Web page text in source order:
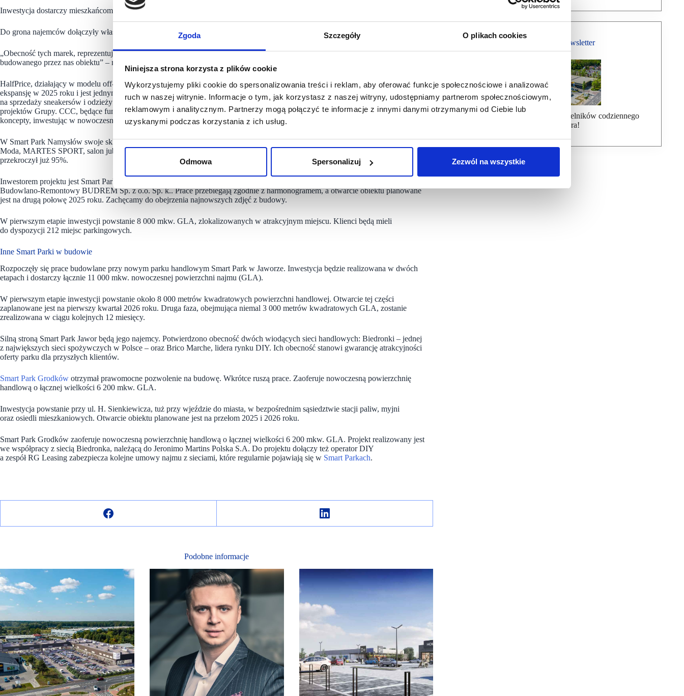
Zgoda Szczegóły O plikach cookies
Niniejsza strona korzysta z plików cookie
Wykorzystujemy pliki cookie do spersonalizowania treści i reklam, aby oferować funkcje społecznościowe i analizować
ruch w naszej witrynie. Informacje o tym, jak korzystasz z naszej witryny, udostępniamy partnerom społecznościowym,
reklamowym i analitycznym. Partnerzy mogą połączyć te informacje z innymi danymi otrzymanymi od Ciebie lub
uzyskanymi podczas korzystania z ich usług.
Odmowa Spersonalizuj Zezwól na wszystkie
Inwestycja dostarczy mieszkańcom Namysłowa i okolic nową jakość codziennych zakupów oraz szeroki wybór popularnych marek.
Do grona najemców dołączyły właśnie trzy silne brandy należące do Grupy CCC: CCC, Worldbox oraz HalfPrice.
„Obecność tych marek, reprezentujących jednego z największych detalistów modowych w Europie, znacząco podnosi atrakcyjność
budowanego przez nas obiektu” – mówi Paweł Bartosiak z RG Leasing.
HalfPrice, działający w modelu off-price, to obecnie najszybciej rozwijający się koncept Grupy CCC. Marka planuje dynamiczną
ekspansję w 2025 roku i jest jednym z najchętniej wybieranych najemców w segmencie retail parków. Worldbox, skoncentrowany
na sprzedaży sneakersów i odzieży streetwearowej, posiada już ponad 140 lokalizacji i nadal szybko rośnie. To jeden z kluczowych
projektów Grupy. CCC, będące fundamentem działalności Grupy CCC, nie tylko poszerza swój zasięg, ale także wprowadza nowe
koncepty, inwestując w nowoczesne przestrzenie handlowe.
W Smart Park Namysłów swoje sklepy otworzą również m.in.: Biedronka, Rossmann, Empik, TEDi, Xtreme Fitness, Sinsay, Haul
Moda, MARTES SPORT, salon jubilerski oraz Świat Prasy. Dzięki nowym umowom najmu poziom komercjalizacji obiektu
przekroczył już 95%.
Inwestorem projektu jest Smart Park Poland, a za proces komercjalizacji odpowiada RG Leasing. Generalnym wykonawcą jest Zakład
Budowlano-Remontowy BUDREM Sp. z o.o. Sp. k.. Prace przebiegają zgodnie z harmonogramem, a otwarcie obiektu planowane
jest na drugą połowę 2025 roku. Zachęcamy do obejrzenia najnowszych zdjęć z budowy.
W pierwszym etapie inwestycji powstanie 8 000 mkw. GLA, zlokalizowanych w atrakcyjnym miejscu. Klienci będą mieli
do dyspozycji 212 miejsc parkingowych.
Inne Smart Parki w budowie
Rozpoczęły się prace budowlane przy nowym parku handlowym Smart Park w Jaworze. Inwestycja będzie realizowana w dwóch
etapach i dostarczy łącznie 11 000 mkw. nowoczesnej powierzchni najmu (GLA).
W pierwszym etapie inwestycji powstanie około 8 000 metrów kwadratowych powierzchni handlowej. Otwarcie tej części
zaplanowane jest na pierwszy kwartał 2026 roku. Druga faza, obejmująca niemal 3 000 metrów kwadratowych GLA, zostanie
zrealizowana w ciągu kolejnych 12 miesięcy.
Silną stroną Smart Park Jawor będą jego najemcy. Potwierdzono obecność dwóch wiodących sieci handlowych: Biedronki – jednej
z największych sieci spożywczych w Polsce – oraz Brico Marche, lidera rynku DIY. Ich obecność stanowi gwarancję atrakcyjności
oferty parku dla przyszłych klientów.
Smart Park Grodków otrzymał prawomocne pozwolenie na budowę. Wkrótce ruszą prace. Zaoferuje nowoczesną powierzchnię
handlową o łącznej wielkości 6 200 mkw. GLA.
Inwestycja powstanie przy ul. H. Sienkiewicza, tuż przy wjeździe do miasta, w bezpośrednim sąsiedztwie stacji paliw, myjni
oraz osiedli mieszkaniowych. Otwarcie obiektu planowane jest na przełom 2025 i 2026 roku.
Smart Park Grodków zaoferuje nowoczesną powierzchnię handlową o łącznej wielkości 6 200 mkw. GLA. Projekt realizowany jest
we współpracy z siecią Biedronka, należącą do Jeronimo Martins Polska S.A. Do projektu dołączy też operator DIY
a zespół RG Leasing zabezpiecza kolejne umowy najmu z sieciami, które regularnie pojawiają się w Smart Parkach.
Podobne informacje
Bezpłatny Newsletter
Dołącz do ponad 7000 czytelników codziennego
newslettera!